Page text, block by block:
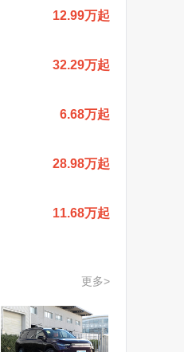
12.99万起
32.29万起
6.68万起
28.98万起
11.68万起
更多>